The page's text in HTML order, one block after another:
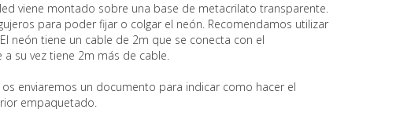
viene montado sobre una base de metacrilato transparente.
para poder fijar o colgar el neón. Recomendamos utilizar
neón tiene un cable de 2m que se conecta con el
su vez tiene 2m más de cable.
os enviaremos un documento para indicar como hacer el
empaquetado.